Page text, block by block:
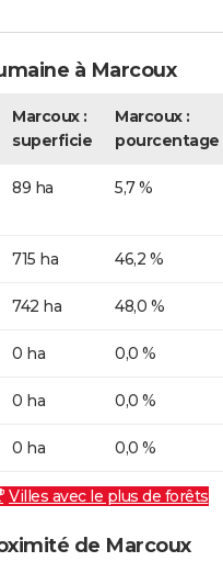
à Marcoux
Marcoux :
superficie
Marcoux :
pourcentage
89 ha 5,7 %
715 ha 46,2 %
742 ha 48,0 %
0 ha 0,0 %
0 ha 0,0 %
0 ha 0,0 %
Villes avec le plus de forêts
de Marcoux